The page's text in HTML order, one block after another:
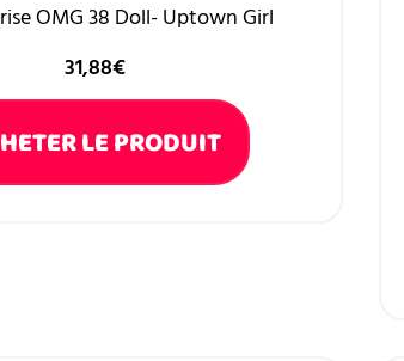
OMG 38 Doll- Uptown Girl
31,88€
LE PRODUIT